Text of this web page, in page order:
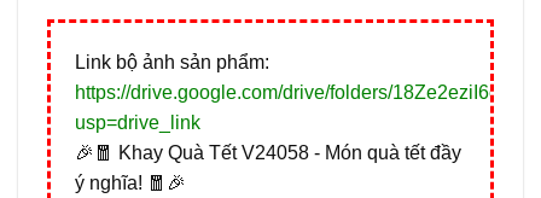
Link bộ ảnh sản phẩm:
https://drive.google.com/drive/folders/
usp=drive_link
🎉🧧 Khay Quà Tết V24058 - Món quà tết đầy
ý nghĩa! 🧧🎉